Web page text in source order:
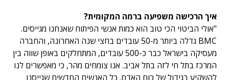
איך הרכישה משפיעה ברמה המקומית?
"אולי הביטוי הכי טוב הוא כמות אנשי הפיתוח שאנחנו מגייסים.
BMC גדלה ביותר מ-50 עובדים בחצי שנה האחרונה, והחברה
מעסיקה בישראל כבר כ-500 עובדים, המתחלקים באופן שווה בין
המרכז בתל חי לזה בתל אביב. אנו צומחים מהר, כי מאפשרים לנו
להשקיע בגידול של כוח האדם. כל האנשים החדשים שגייסנו